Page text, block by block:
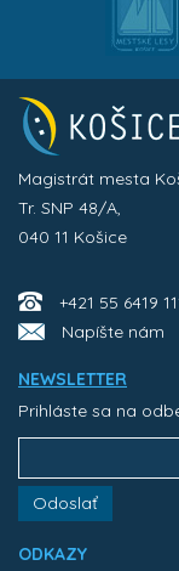
Magistrát mesta
Tr. SNP 48/A,
040 11 Košice
+421 55 6419
Napíšte nám
NEWSLETTER
Prihláste sa na
Odoslať
ODKAZY